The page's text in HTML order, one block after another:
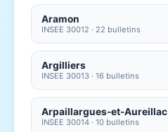
Aramon
INSEE 30012 · 22 bulletins
Argilliers
INSEE 30013 · 16 bulletins
Arpaillargues-et-Aureillac
INSEE 30014 · 10 bulletins